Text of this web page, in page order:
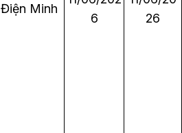
Điện Minh
6
26